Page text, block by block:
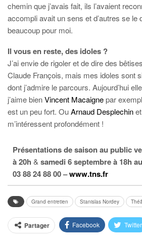
chemin que j’avais fait, ils l’avaient
accompli avait un sens et d’autres se le
beaucoup pour moi.
Il vous en reste, des idoles ?
J’ai envie de rigoler et de dire des
Claude François, mais mes idoles sont
dont j’admire le parcours. Aujourd’hui
j’aime bienVincent Macaignepar
est un peu fort. OuArnaud Desplechinet
m’intéressent profondément !
Présentations de saison au public v
à 20h & samedi 6 septembre à 18h
03 88 24 88 00 –www.tns.fr
Grand entretien Stanislas Nordey
Partager Facebook Twitter